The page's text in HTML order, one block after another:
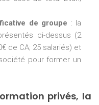
de groupe : la
ci-dessus (2
de CA; 25 salariés) et
pour former un
privés, la